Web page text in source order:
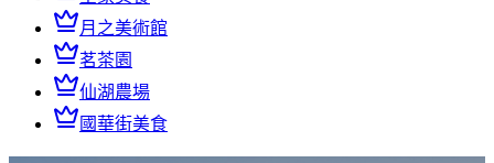
月之美術館
茗茶園
仙湖農場
國華街美食